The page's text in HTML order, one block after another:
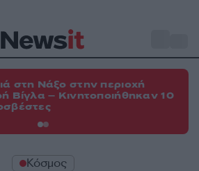
στη Νάξο στην περιοχή
Βίγλα – Κινητοποιήθηκαν 10
Κόσμος